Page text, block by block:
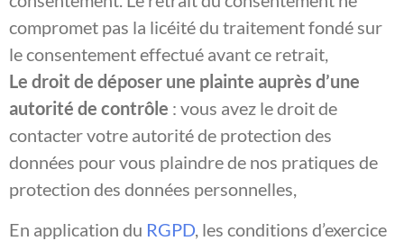
compromet pas la licéité du traitement fondé sur
le consentement effectué avant ce retrait,
Le droit de déposer une plainte auprès d’une
autorité de contrôle : vous avez le droit de
contacter votre autorité de protection des
données pour vous plaindre de nos pratiques de
protection des données personnelles,
En application du RGPD , les conditions d’exercice